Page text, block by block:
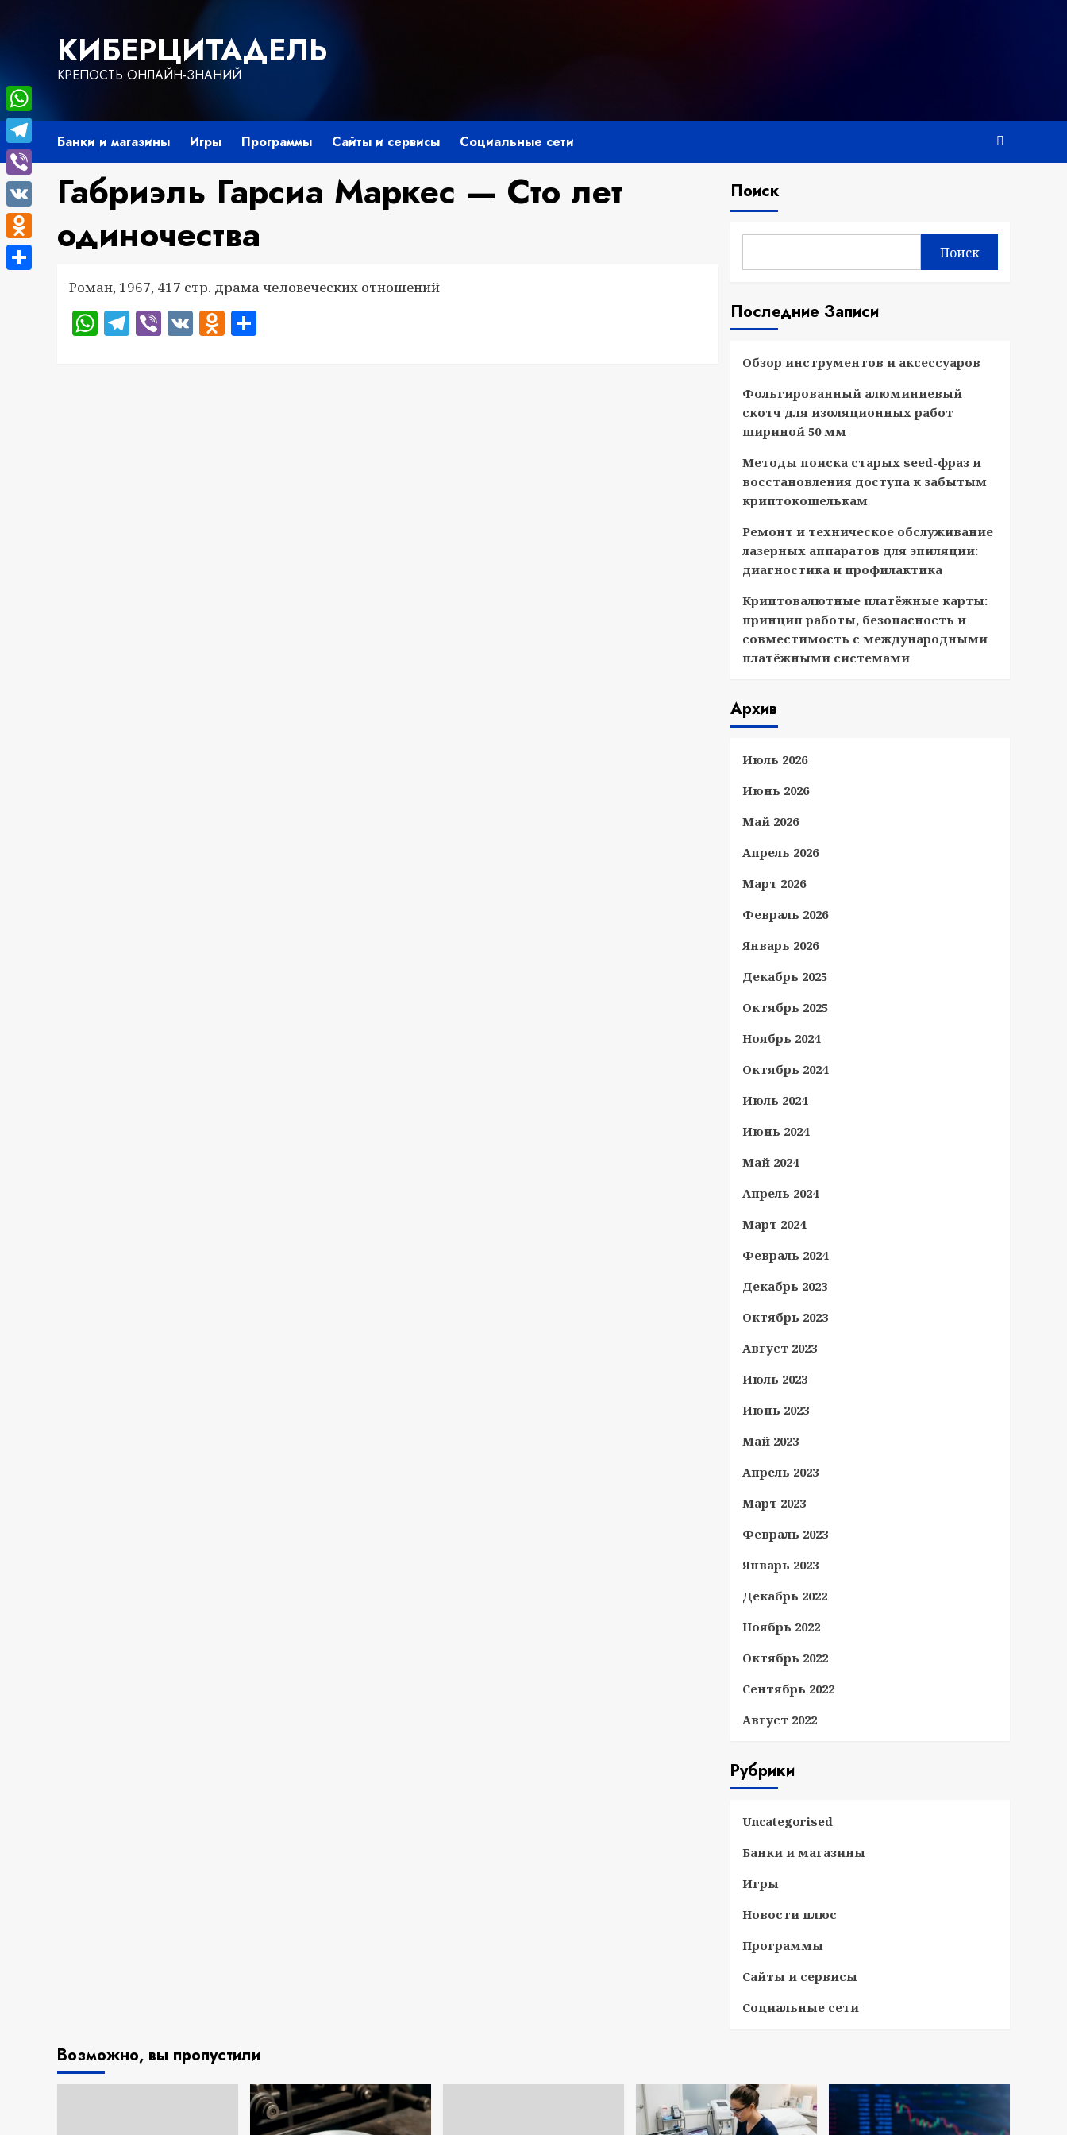
содержимомуКИБЕРЦИТАДЕЛЬ
КРЕПОСТЬ ОНЛАЙН-ЗНАНИЙ
Банки и магазины Игры Программы Сайты и сервисы Социальные сети
Габриэль Гарсиа Маркес — Сто лет
одиночества
Роман, 1967, 417 стр. драма человеческих отношений
WhatsApp
Telegram
Viber
VKOdnoklassniki
Поиск
Поиск
Последние Записи
Обзор инструментов и аксессуаров
Фольгированный алюминиевый
скотч для изоляционных работ
шириной 50 мм
Методы поиска старых seed-фраз и
восстановления доступа к забытым
криптокошелькам
Ремонт и техническое обслуживание
лазерных аппаратов для эпиляции:
диагностика и профилактика
Криптовалютные платёжные карты:
принцип работы, безопасность и
совместимость с международными
платёжными системами
Архив
Июль 2026
Июнь 2026
Май 2026
Апрель 2026
Март 2026
Февраль 2026
Январь 2026
Декабрь 2025
Октябрь 2025
Ноябрь 2024
Октябрь 2024
Июль 2024
Июнь 2024
Май 2024
Апрель 2024
Март 2024
Февраль 2024
Декабрь 2023
Октябрь 2023
Август 2023
Июль 2023
Июнь 2023
Май 2023
Апрель 2023
Март 2023
Февраль 2023
Январь 2023
Декабрь 2022
Ноябрь 2022
Октябрь 2022
Сентябрь 2022
Август 2022
Рубрики
Uncategorised
Банки и магазины
Игры
Новости плюс
Программы
Сайты и сервисы
Социальные сети
Возможно, вы пропустили
WhatsApp
Telegram
Viber
VK
Odnoklassniki
Отправить